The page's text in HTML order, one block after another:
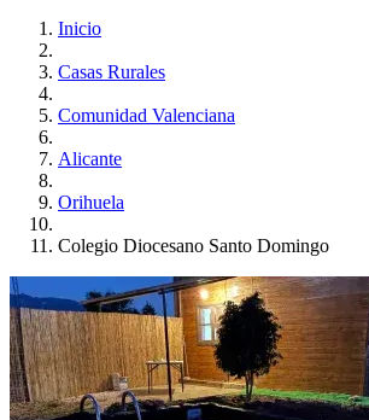
Inicio
Casas Rurales
Comunidad Valenciana
Alicante
Orihuela
Colegio Diocesano Santo Domingo